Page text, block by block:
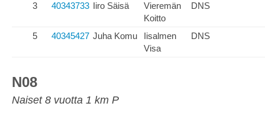
3 40343733 Iiro Säisä
Vieremän
Koitto
DNS
5 40345427 Juha Komu
Iisalmen
Visa
DNS
N08
Naiset 8 vuotta 1 km P